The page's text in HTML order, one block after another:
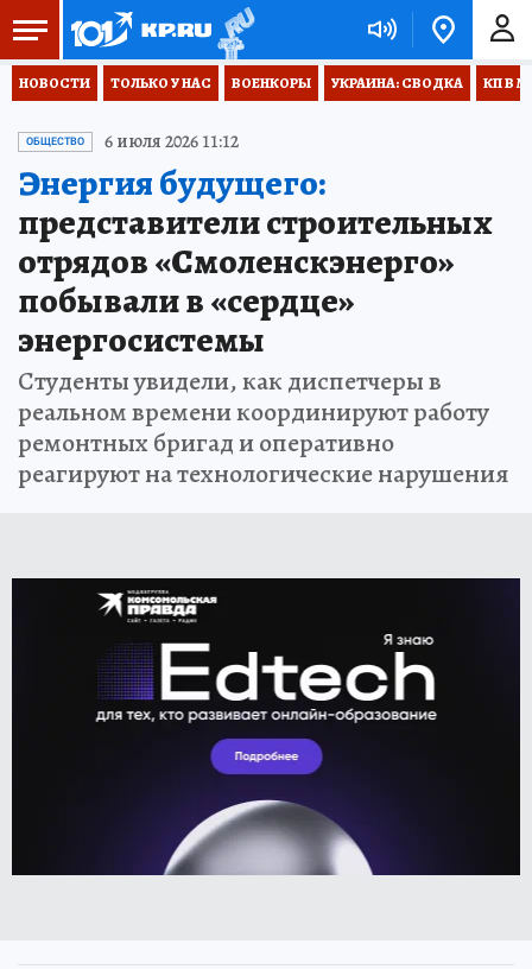
НОВОСТИ ТОЛЬКО У НАС ВОЕНКОРЫ УКРАИНА: СВОДКА КП В
ОБЩЕСТВО 6 июля 2026 11:12
Энергия будущего:
представители строительных
отрядов «Смоленскэнерго»
побывали в «сердце»
энергосистемы
Студенты увидели, как диспетчеры в
реальном времени координируют работу
ремонтных бригад и оперативно
реагируют на технологические нарушения